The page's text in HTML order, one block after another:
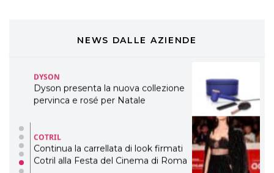
NEWS DALLE AZIENDE
WELLNESS CONGRESS 2022: I
DYSON
Dyson presenta la nuova collezione
pervinca e rosé per Natale
COTRIL
Continua la carrellata di look firmati
Cotril alla Festa del Cinema di Roma